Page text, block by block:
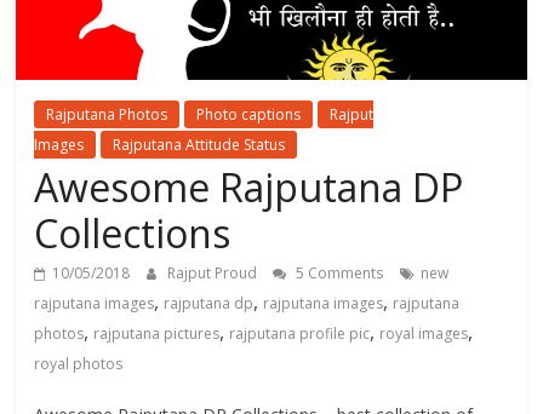
Rajputana Photos Photo captions
Rajput
Images
Rajputana Attitude Status
Awesome Rajputana DP
Collections
10/05/2018 Rajput Proud 5 Comments
new
rajputana images, rajputana dp, rajputana images, rajputana
photos, rajputana pictures, rajputana profile pic, royal images,
royal photos